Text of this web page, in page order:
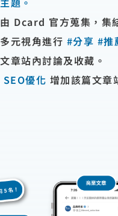
Dcard 官方蒐集，集
元視角進行 #分享 #推
章站內討論及收藏。
SEO優化 增加該篇⽂章